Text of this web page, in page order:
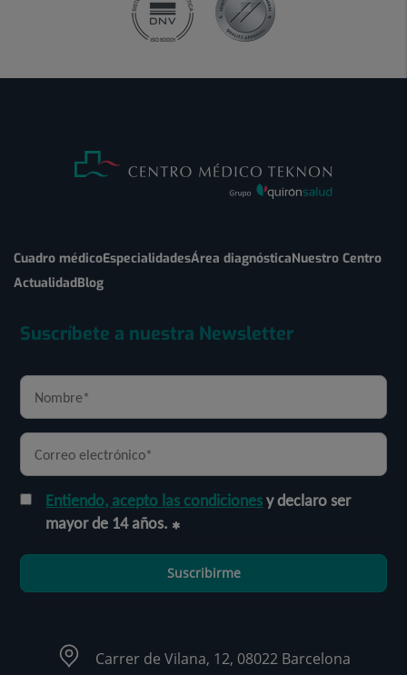
Cuadro médicoEspecialidadesÁrea diagnósticaNuestro Centro
ActualidadBlog
Suscríbete a nuestra Newsletter
Entiendo, acepto las condicionesy declaro ser
mayor de 14 años.
Suscribirme
Carrer de Vilana, 12, 08022 Barcelona